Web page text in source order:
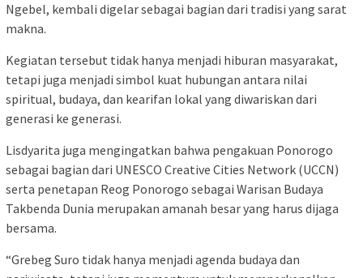
Ngebel, kembali digelar sebagai bagian dari tradisi yang sarat
makna.
Kegiatan tersebut tidak hanya menjadi hiburan masyarakat,
tetapi juga menjadi simbol kuat hubungan antara nilai
spiritual, budaya, dan kearifan lokal yang diwariskan dari
generasi ke generasi.
Lisdyarita juga mengingatkan bahwa pengakuan Ponorogo
sebagai bagian dari UNESCO Creative Cities Network (UCCN)
serta penetapan Reog Ponorogo sebagai Warisan Budaya
Takbenda Dunia merupakan amanah besar yang harus dijaga
bersama.
“Grebeg Suro tidak hanya menjadi agenda budaya dan